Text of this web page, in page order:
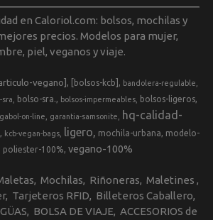
en Caloriol.com: bolsos, mochilas y
precios. Modelos para mujer,
piel, veganos y viaje.
vegano] [bolsos-kcb] bandolera-regulable
sra bolso-sra. bolsos-impermeables bolsos-ligeros
gabol-on-line garantia-samsonite
hq-calidad-
kcb-vegan-bags ligero mochila-urbana
modelo-
poliester-100% vegano-100%
Mochilas Riñoneras Maletines
Tarjeteros RFID
Billeteros Caballero
BOLSA DE VIAJE ACCESORIOS de